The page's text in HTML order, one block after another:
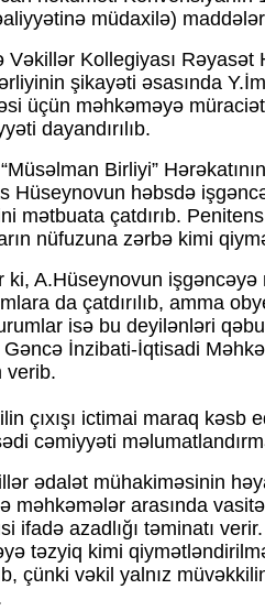
müdaxilə)
Vəkillər Kollegiyası Rəyasət
şikayəti əsasında
üçün məhkəməyə
dayandırılıb.
Birliyi”
Hüseynovun həbsdə
mətbuata çatdırıb.
nüfuzuna zərbə kimi
A.Hüseynovun işgəncəyə
da çatdırılıb, amma
isə bu deyilənləri
İnzibati-İqtisadi
verib.
çıxışı ictimai maraq kəsb
cəmiyyəti
ədalət mühakiməsinin
məhkəmələr arasında
ifadə azadlığı təminatı
təzyiq kimi
çünki vəkil yalnız